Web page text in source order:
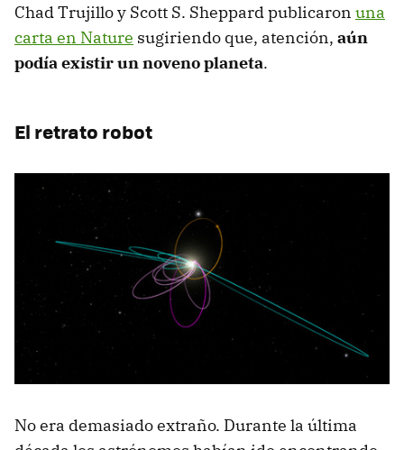
Chad Trujillo y Scott S. Sheppard publicaron una
carta en Nature sugiriendo que, atención, aún
podía existir un noveno planeta.
El retrato robot
No era demasiado extraño. Durante la última